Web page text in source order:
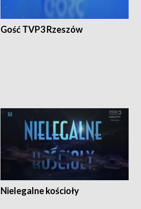
Gość TVP3 Rzeszów
Nielegalne kościoły